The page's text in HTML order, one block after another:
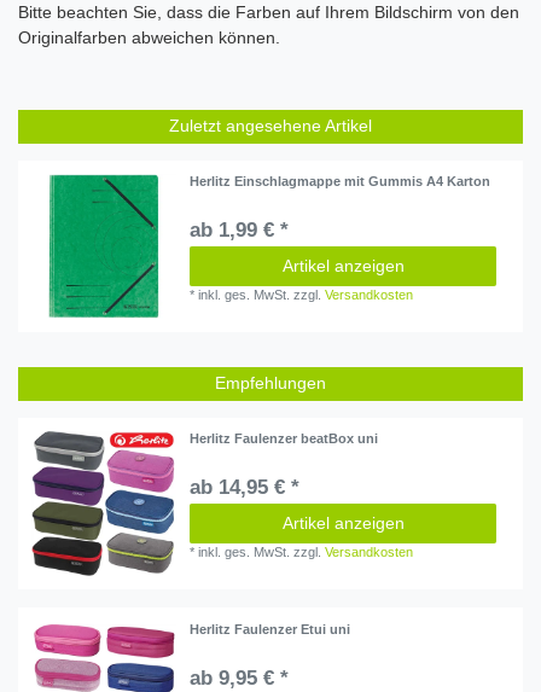
Bitte beachten Sie, dass die Farben auf Ihrem Bildschirm von den
Originalfarben abweichen können.
Zuletzt angesehene Artikel
Herlitz Einschlagmappe mit Gummis A4 Karton
ab 1,99 € *
Artikel anzeigen
*inkl. ges. MwSt. zzgl.Versandkosten
Empfehlungen
Herlitz Faulenzer beatBox uni
ab 14,95 € *
Artikel anzeigen
*inkl. ges. MwSt. zzgl.Versandkosten
Herlitz Faulenzer Etui uni
ab 9,95 € *